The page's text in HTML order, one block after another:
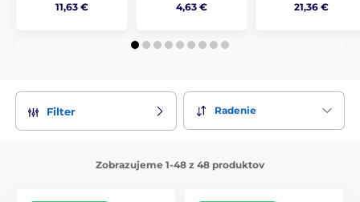
11,63 € 4,63 € 21,36 €
Filter Radenie
Zobrazujeme 1-48 z 48 produktov